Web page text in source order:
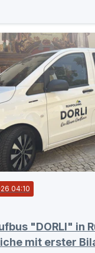
04:10
"DORLI" in
mit erster